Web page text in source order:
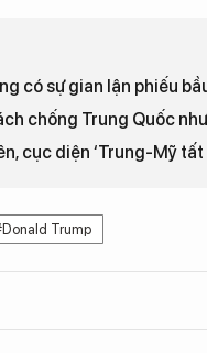
có sự gian lận phiếu
chống Trung Quốc
cục diện ‘Trung-Mỹ
Trump